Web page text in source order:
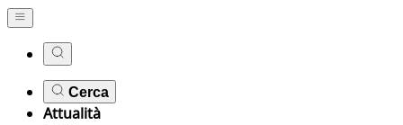
Cerca
Attualità